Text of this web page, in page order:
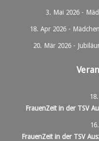
3. Mai 2026-
18. Apr 2026 -
20. Mär 2026 -
FrauenZeit in der TSV
FrauenZeit in der TSV